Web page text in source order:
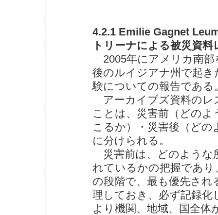
4.2.1 Emilie Gagnet
トリーナによる被災資
2005年にアメリカ南部
後のルイジアナ州で起
験についての報告である
アーカイブズ資料のレ
ことは、災害前（どの
こるか）・災害後（ど
に分けられる。
災害前は、どのような
れているかの把握であ
の段階で、最も優先さ
理しておき、必ず記録
より機関、地域、国全